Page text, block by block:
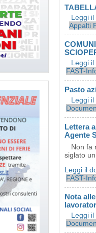
Leggi
Appalti
Leggi
FAST-
Pasto
Leggi
Lettera
Agente
Non fa
siglato
Leggi il
FAST-
Nota
Leggi